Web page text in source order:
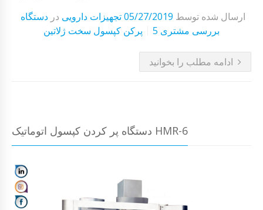
ارسال شده توسط 05/27/2019 تجهیزات دارویی دردستگاه
پرکن کپسول سخت ژلاتین
5 بررسی مشتری
ادامه مطلب را بخوانید
دستگاه پر کردن کپسول اتوماتیک HMR-6